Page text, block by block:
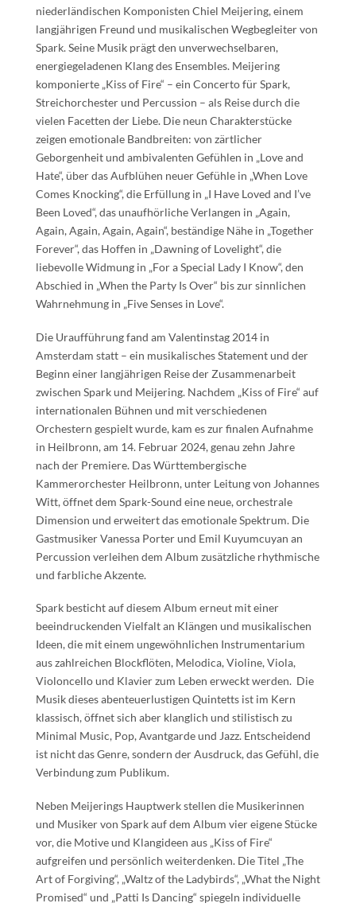
niederländischen Komponisten Chiel Meijering, einem
langjährigen Freund und musikalischen Wegbegleiter von
Spark. Seine Musik prägt den unverwechselbaren,
energiegeladenen Klang des Ensembles. Meijering
komponierte „Kiss of Fire“ – ein Concerto für Spark,
Streichorchester und Percussion – als Reise durch die
vielen Facetten der Liebe. Die neun Charakterstücke
zeigen emotionale Bandbreiten: von zärtlicher
Geborgenheit und ambivalenten Gefühlen in „Love and
Hate“, über das Aufblühen neuer Gefühle in „When Love
Comes Knocking“, die Erfüllung in „I Have Loved and I’ve
Been Loved“, das unaufhörliche Verlangen in „Again,
Again, Again, Again, Again“, beständige Nähe in „Together
Forever“, das Hoffen in „Dawning of Lovelight“, die
liebevolle Widmung in „For a Special Lady I Know“, den
Abschied in „When the Party Is Over“ bis zur sinnlichen
Wahrnehmung in „Five Senses in Love“.
Die Uraufführung fand am Valentinstag 2014 in
Amsterdam statt – ein musikalisches Statement und der
Beginn einer langjährigen Reise der Zusammenarbeit
zwischen Spark und Meijering. Nachdem „Kiss of Fire“ auf
internationalen Bühnen und mit verschiedenen
Orchestern gespielt wurde, kam es zur finalen Aufnahme
in Heilbronn, am 14. Februar 2024, genau zehn Jahre
nach der Premiere. Das Württembergische
Kammerorchester Heilbronn, unter Leitung von Johannes
Witt, öffnet dem Spark-Sound eine neue, orchestrale
Dimension und erweitert das emotionale Spektrum. Die
Gastmusiker Vanessa Porter und Emil Kuyumcuyan an
Percussion verleihen dem Album zusätzliche rhythmische
und farbliche Akzente.
Spark besticht auf diesem Album erneut mit einer
beeindruckenden Vielfalt an Klängen und musikalischen
Ideen, die mit einem ungewöhnlichen Instrumentarium
aus zahlreichen Blockflöten, Melodica, Violine, Viola,
Violoncello und Klavier zum Leben erweckt werden. Die
Musik dieses abenteuerlustigen Quintetts ist im Kern
klassisch, öffnet sich aber klanglich und stilistisch zu
Minimal Music, Pop, Avantgarde und Jazz. Entscheidend
ist nicht das Genre, sondern der Ausdruck, das Gefühl, die
Verbindung zum Publikum.
Neben Meijerings Hauptwerk stellen die Musikerinnen
und Musiker von Spark auf dem Album vier eigene Stücke
vor, die Motive und Klangideen aus „Kiss of Fire“
aufgreifen und persönlich weiterdenken. Die Titel „The
Art of Forgiving“, „Waltz of the Ladybirds“, „What the Night
Promised“ und „Patti Is Dancing“ spiegeln individuelle